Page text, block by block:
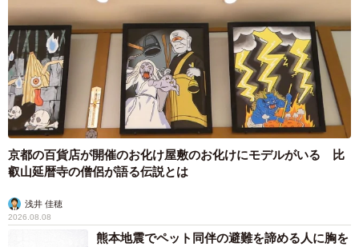
京都の百貨店が開催のお化け屋敷のお化けにモデルがいる 比
叡山延暦寺の僧侶が語る伝説とは
浅井 佳穂
2026.08.08
熊本地震でペット同伴の避難を諦める人に胸を